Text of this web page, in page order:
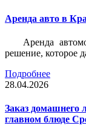
Аренда авто в
Аренда
решение, которое
Подробнее
28.04.2026
Заказ домашнего
главном блюде